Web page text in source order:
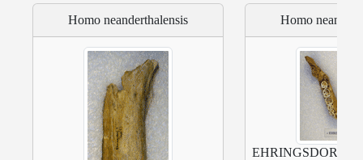
Homo neanderthalensis Homo
EHRINGSDORF 6